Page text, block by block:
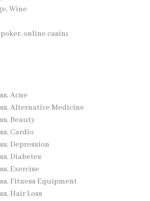
Wine
online casinı
Acne
Alternative Medicine
Beauty
Cardio
Depression
Diabetes
Exercise
Fitness Equipment
Hair Loss